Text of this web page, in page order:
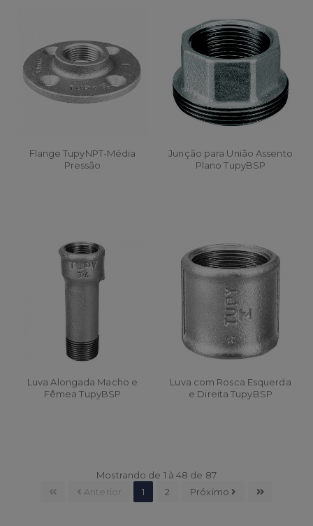
Flange TupyNPT-Média
Pressão
Junção para União Assento
Plano TupyBSP
Luva Alongada Macho e
Fêmea TupyBSP
Luva com Rosca Esquerda
e Direita TupyBSP
Mostrando de 1 à 48 de 87
Anterior
1 2 Próximo